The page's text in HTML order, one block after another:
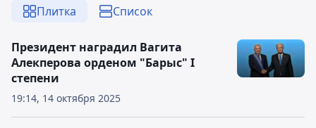
Плитка Список
19:14, 14 октября 2025
Президент наградил Вагита
Алекперова орденом "Барыс" I
степени